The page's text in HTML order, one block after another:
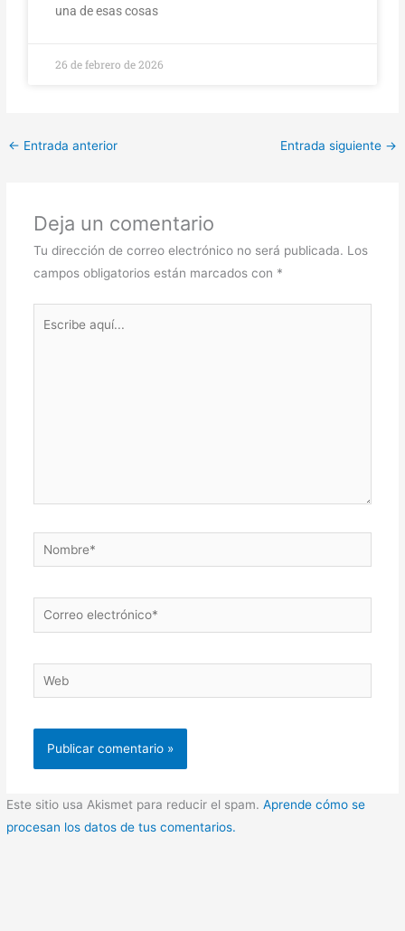
una de esas cosas
26 de febrero de 2026
← Entrada anterior Entrada siguiente →
Deja un comentario
Tu dirección de correo electrónico no será publicada. Los
campos obligatorios están marcados con *
Nombre*
Correo
electrónico*
Web
Este sitio usa Akismet para reducir el spam.Aprende cómo se
procesan los datos de tus comentarios.